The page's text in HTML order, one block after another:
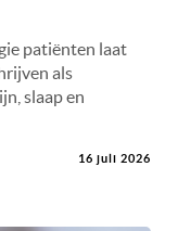
patiënten laat
als
slaap en
16 juli 2026